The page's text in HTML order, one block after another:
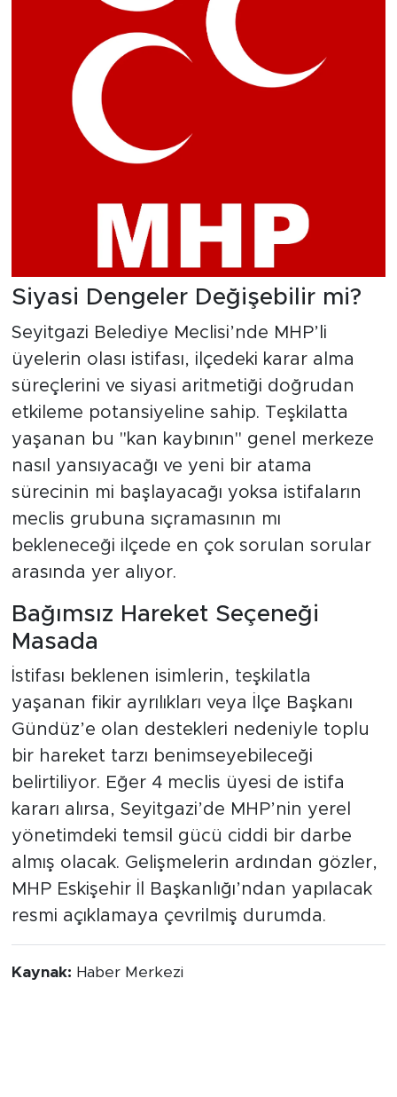
Siyasi Dengeler Değişebilir mi?
Seyitgazi Belediye Meclisi’nde MHP’li
üyelerin olası istifası, ilçedeki karar alma
süreçlerini ve siyasi aritmetiği doğrudan
etkileme potansiyeline sahip. Teşkilatta
yaşanan bu "kan kaybının" genel merkeze
nasıl yansıyacağı ve yeni bir atama
sürecinin mi başlayacağı yoksa istifaların
meclis grubuna sıçramasının mı
bekleneceği ilçede en çok sorulan sorular
arasında yer alıyor.
Bağımsız Hareket Seçeneği
Masada
İstifası beklenen isimlerin, teşkilatla
yaşanan fikir ayrılıkları veya İlçe Başkanı
Gündüz’e olan destekleri nedeniyle toplu
bir hareket tarzı benimseyebileceği
belirtiliyor. Eğer 4 meclis üyesi de istifa
kararı alırsa, Seyitgazi’de MHP’nin yerel
yönetimdeki temsil gücü ciddi bir darbe
almış olacak. Gelişmelerin ardından gözler,
MHP Eskişehir İl Başkanlığı’ndan yapılacak
resmi açıklamaya çevrilmiş durumda.
Kaynak: Haber Merkezi